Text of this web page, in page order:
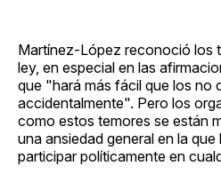
Martínez-López reconoció los
ley, en especial en las
que "hará más fácil que los no
accidentalmente". Pero los
como estos temores se están
una ansiedad general en la
participar políticamente en